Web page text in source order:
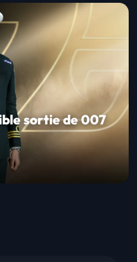
sortie de 007